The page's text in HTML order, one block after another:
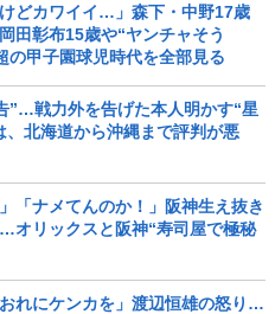
どカワイイ…」森下・中野17歳
田彰布15歳や“ヤンチャそう
の甲子園球児時代を全部見る
”…戦力外を告げた本人明かす“星
北海道から沖縄まで評判が悪
「ナメてんのか！」阪神生え抜き
オリックスと阪神“寿司屋で極秘
れにケンカを」渡辺恒雄の怒り…